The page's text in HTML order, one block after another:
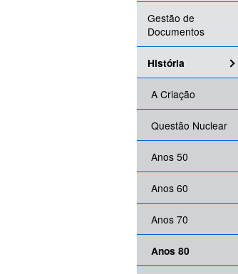
Gestão de
Documentos
História
A Criação
Questão Nuclear
Anos 50
Anos 60
Anos 70
Anos 80